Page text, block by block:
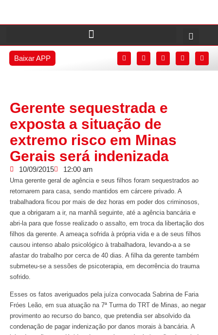
Baixar APP
Gerente sequestrada e
exposta a situação de
extremo risco em Minas
Gerais será indenizada
10/09/2015 12:00 am
Uma gerente geral de agência e seus filhos foram sequestrados ao
retornarem para casa, sendo mantidos em cárcere privado. A
trabalhadora ficou por mais de dez horas em poder dos criminosos,
que a obrigaram a ir, na manhã seguinte, até a agência bancária e
abri-la para que fosse realizado o assalto, em troca da libertação dos
filhos da gerente. A ameaça sofrida à própria vida e a de seus filhos
causou intenso abalo psicológico à trabalhadora, levando-a a se
afastar do trabalho por cerca de 40 dias. A filha da gerente também
submeteu-se a sessões de psicoterapia, em decorrência do trauma
sofrido.
Esses os fatos averiguados pela juíza convocada Sabrina de Faria
Fróes Leão, em sua atuação na 7ª Turma do TRT de Minas, ao negar
provimento ao recurso do banco, que pretendia ser absolvido da
condenação de pagar indenização por danos morais à bancária. A